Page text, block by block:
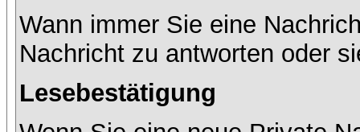
Wann immer Sie eine
Nachricht zu antworten oder
Lesebestätigung